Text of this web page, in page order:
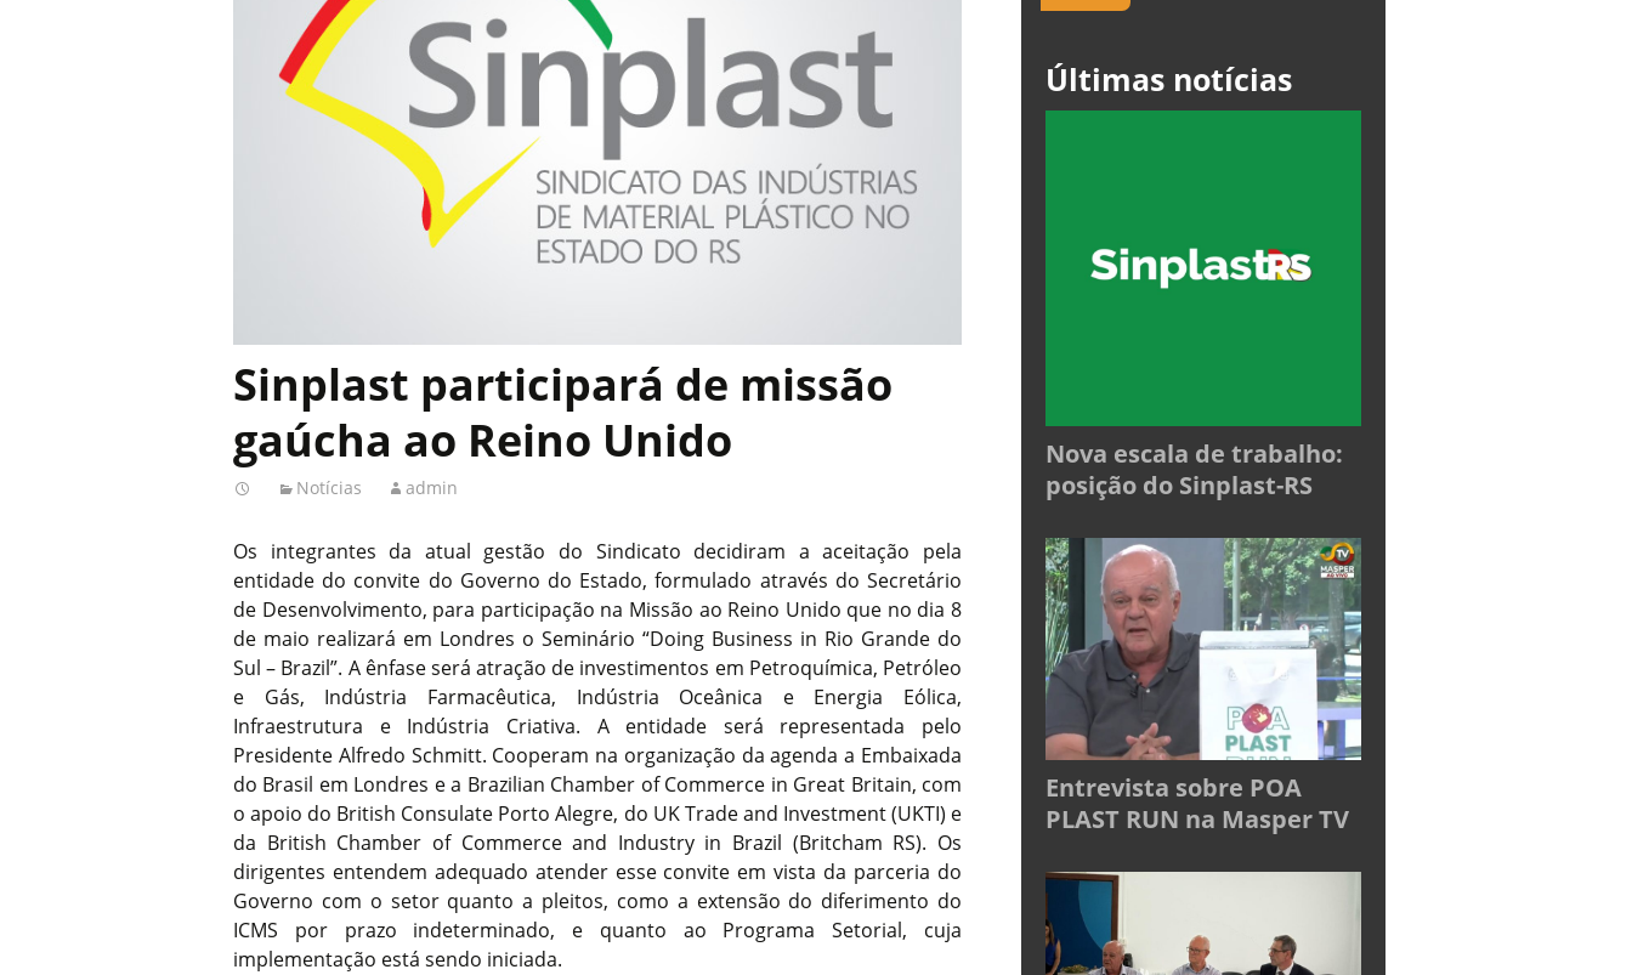
Sinplast participará de missão
gaúcha ao Reino Unido
Notícias admin
Os integrantes da atual gestão do Sindicato decidiram a aceitação pela
entidade do convite do Governo do Estado, formulado através do Secretário
de Desenvolvimento, para participação na Missão ao Reino Unido que no dia 8
de maio realizará em Londres o Seminário “Doing Business in Rio Grande do
Sul – Brazil”. A ênfase será atração de investimentos em Petroquímica, Petróleo
e Gás, Indústria Farmacêutica, Indústria Oceânica e Energia Eólica,
Infraestrutura e Indústria Criativa. A entidade será representada pelo
Presidente Alfredo Schmitt. Cooperam na organização da agenda a Embaixada
do Brasil em Londres e a Brazilian Chamber of Commerce in Great Britain, com
o apoio do British Consulate Porto Alegre, do UK Trade and Investment (UKTI) e
da British Chamber of Commerce and Industry in Brazil (Britcham RS). Os
dirigentes entendem adequado atender esse convite em vista da parceria do
Governo com o setor quanto a pleitos, como a extensão do diferimento do
ICMS por prazo indeterminado, e quanto ao Programa Setorial, cuja
implementação está sendo iniciada.
Últimas notícias
Nova escala de trabalho:
posição do Sinplast-RS
Entrevista sobre POA
PLAST RUN na Masper TV